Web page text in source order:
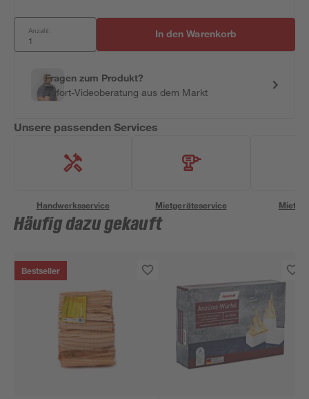
Anzahl: In den Warenkorb
Fragen zum Produkt?
Sofort-Videoberatung aus dem Markt
Unsere passenden Services
Handwerksservice Mietgeräteservice
Häufig dazu gekauft
Bestseller